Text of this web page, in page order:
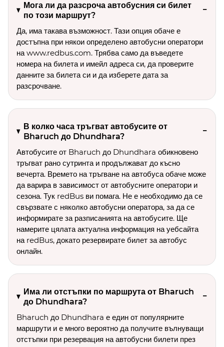
Мога ли да разсроча автобусния си билет
по този маршрут?
Да, има такава възможност. Тази опция обаче е
достъпна при някои определено автобусни оператори
на www.redbus.com. Трябва само да въведете
номера на билета и имейл адреса си, да проверите
данните за билета си и да изберете дата за
разсрочване.
В колко часа тръгват автобусите от
Bharuch до Dhundhara?
Автобусите от Bharuch до Dhundhara обикновено
тръгват рано сутринта и продължават до късно
вечерта. Времето на тръгване на автобуса обаче може
да варира в зависимост от автобусните оператори и
сезона. Тук redBus ви помага. Не е необходимо да се
свързвате с няколко автобусни оператора, за да се
информирате за разписанията на автобусите. Ще
намерите цялата актуална информация на уебсайта
на redBus, докато резервирате билет за автобус
онлайн.
Има ли отстъпки по маршрута от Bharuch
до Dhundhara?
Bharuch до Dhundhara е един от популярните
маршрути и е много вероятно да получите вълнуващи
отстъпки при резервация на автобусни билети през